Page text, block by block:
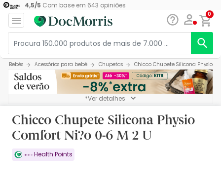
4,5/5 Com base em 643 opiniões
0
Bebés Acessórios para bebé Chupetas Chicco Chupete Silicona Physio
*Ver detalhes
Chicco Chupete Silicona Physio
Comfort Ni?o 0-6 M 2 U
Health Points